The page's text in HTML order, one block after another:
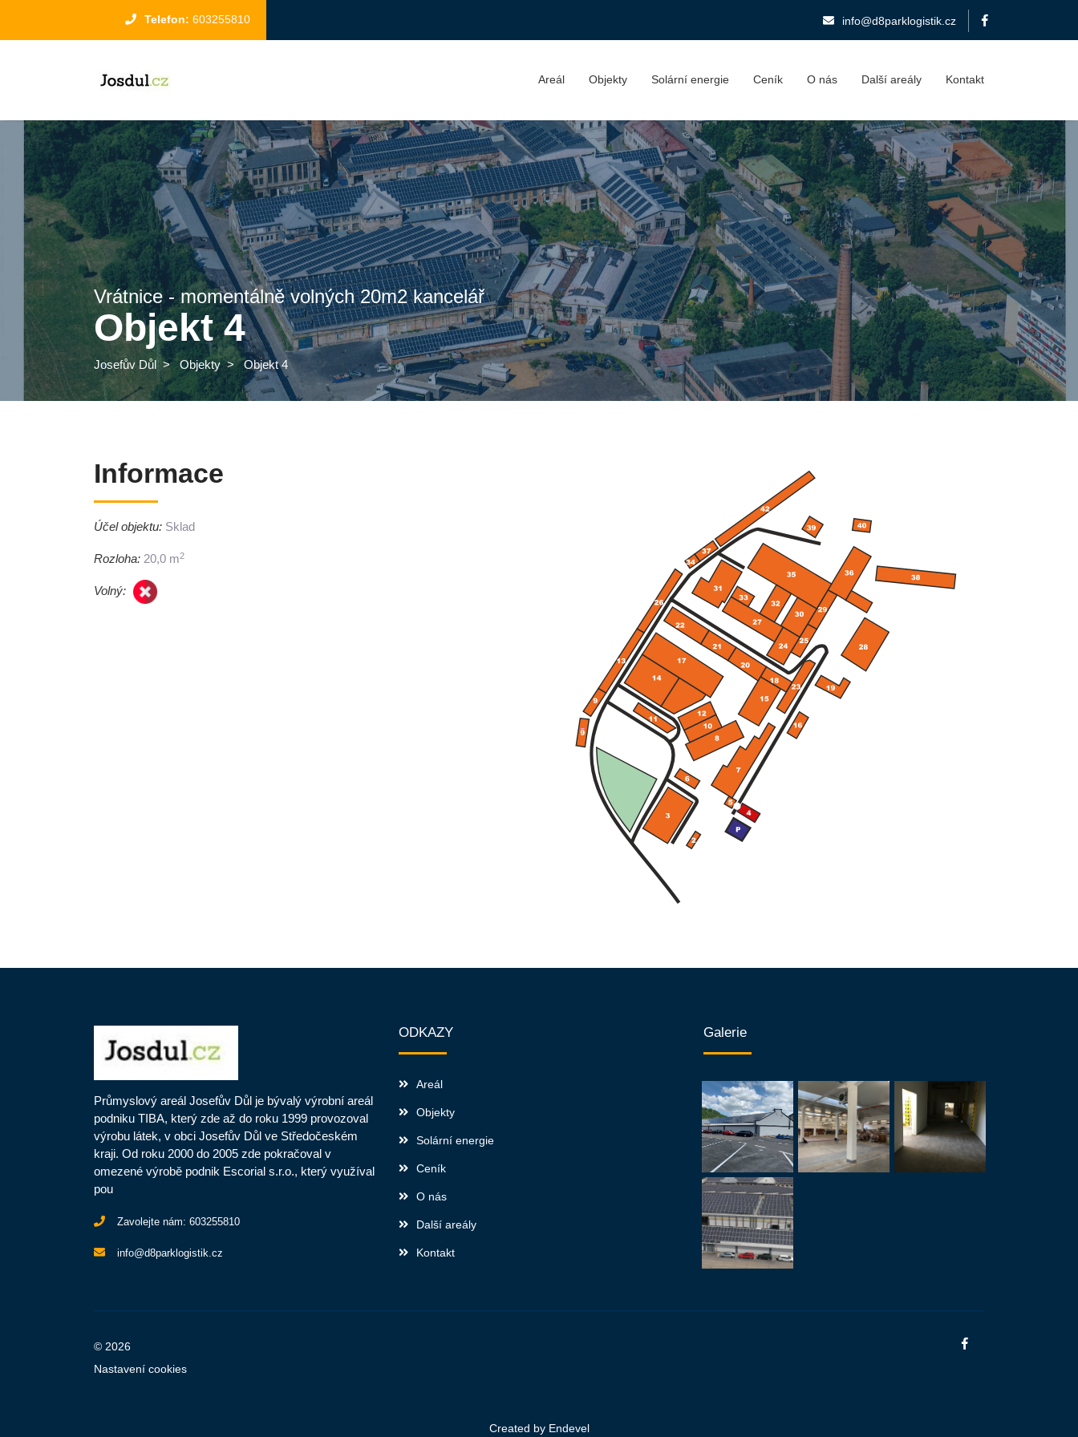
Telefon: 603255810 info@d8parklogistik.cz
Areál Objekty Solární energie Ceník O nás Další areály Kontakt
Vrátnice - momentálně volných 20m2 kancelář
Objekt 4
Josefův Důl>Objekty>Objekt 4
Informace
Účel objektu: Sklad
Rozloha: 20,0 m2
Volný:
Průmyslový areál Josefův Důl je bývalý výrobní areál
podniku TIBA, který zde až do roku 1999 provozoval
výrobu látek, v obci Josefův Důl ve Středočeském
kraji. Od roku 2000 do 2005 zde pokračoval v
omezené výrobě podnik Escorial s.r.o., který využíval
pou
Zavolejte nám: 603255810
info@d8parklogistik.cz
ODKAZY
Areál
Objekty
Solární energie
Ceník
O nás
Další areály
Kontakt
Galerie
© 2026
Nastavení cookies
Created by Endevel